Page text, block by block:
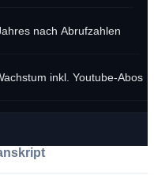
nach Abrufzahlen
inkl. Youtube-Abos